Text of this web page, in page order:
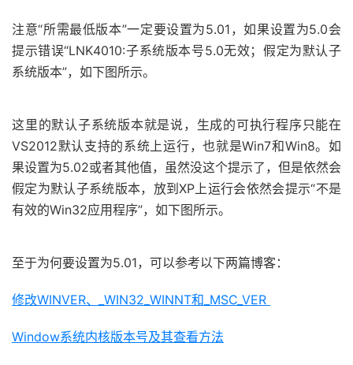
注意“所需最低版本”一定要设置为5.01，如果设置为5.0会
提示错误“LNK4010:子系统版本号5.0无效；假定为默认子
系统版本”，如下图所示。
这里的默认子系统版本就是说，生成的可执行程序只能在
VS2012默认支持的系统上运行，也就是Win7和Win8。如
果设置为5.02或者其他值，虽然没这个提示了，但是依然会
假定为默认子系统版本，放到XP上运行会依然会提示“不是
有效的Win32应用程序”，如下图所示。
至于为何要设置为5.01，可以参考以下两篇博客：
修改WINVER、_WIN32_WINNT和_MSC_VER
Window系统内核版本号及其查看方法